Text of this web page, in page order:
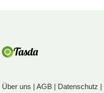
Über uns |AGB | Datenschutz |